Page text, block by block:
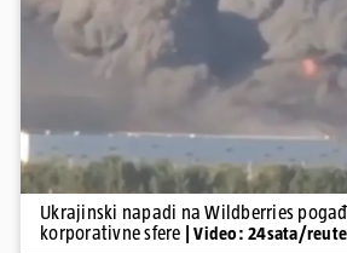
Pokretanje videa...
Ukrajinski napadi na Wildberries
korporativne sfere
| Video: 24sata/